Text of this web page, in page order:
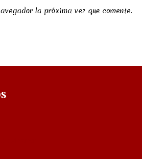
la próxima vez que comente.